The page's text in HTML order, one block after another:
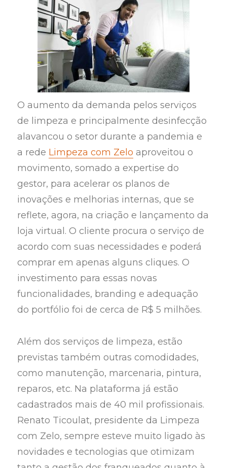
O aumento da demanda pelos serviços
de limpeza e principalmente desinfecção
alavancou o setor durante a pandemia e
a rede Limpeza com Zelo aproveitou o
movimento, somado a expertise do
gestor, para acelerar os planos de
inovações e melhorias internas, que se
reflete, agora, na criação e lançamento da
loja virtual. O cliente procura o serviço de
acordo com suas necessidades e poderá
comprar em apenas alguns cliques. O
investimento para essas novas
funcionalidades, branding e adequação
do portfólio foi de cerca de R$ 5 milhões.
Além dos serviços de limpeza, estão
previstas também outras comodidades,
como manutenção, marcenaria, pintura,
reparos, etc. Na plataforma já estão
cadastrados mais de 40 mil profissionais.
Renato Ticoulat, presidente da Limpeza
com Zelo, sempre esteve muito ligado às
novidades e tecnologias que otimizam